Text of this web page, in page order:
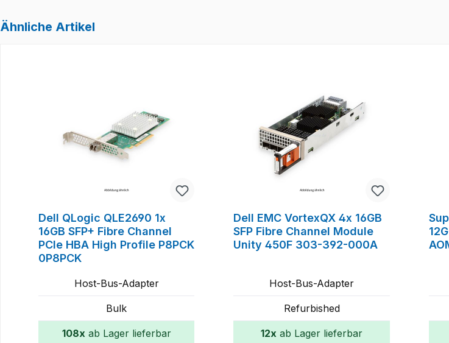
Ähnliche Artikel
Dell QLogic QLE2690 1x
16GB SFP+ Fibre Channel
PCIe HBA High Profile P8PCK
0P8PCK
Host-Bus-Adapter
Bulk
108x ab Lager lieferbar
Dell EMC VortexQX 4x 16GB
SFP Fibre Channel Module
Unity 450F 303-392-000A
Host-Bus-Adapter
Refurbished
12x ab Lager lieferbar